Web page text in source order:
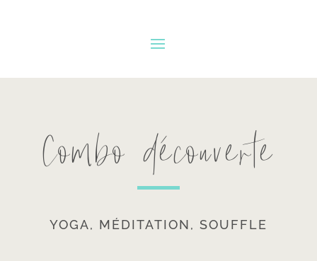
Combo découverte
YOGA, MÉDITATION, SOUFFLE